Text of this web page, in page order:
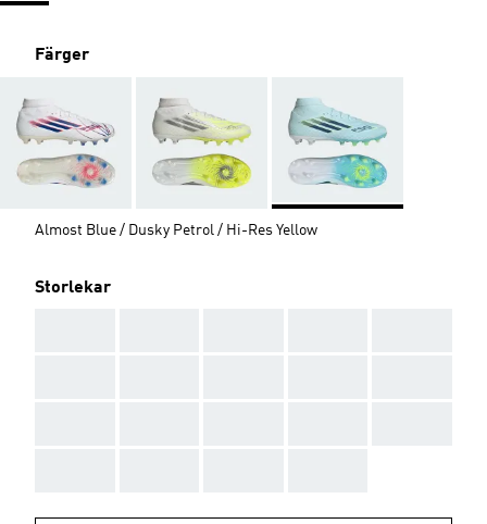
Färger
Almost Blue / Dusky Petrol / Hi-Res Yellow
Storlekar